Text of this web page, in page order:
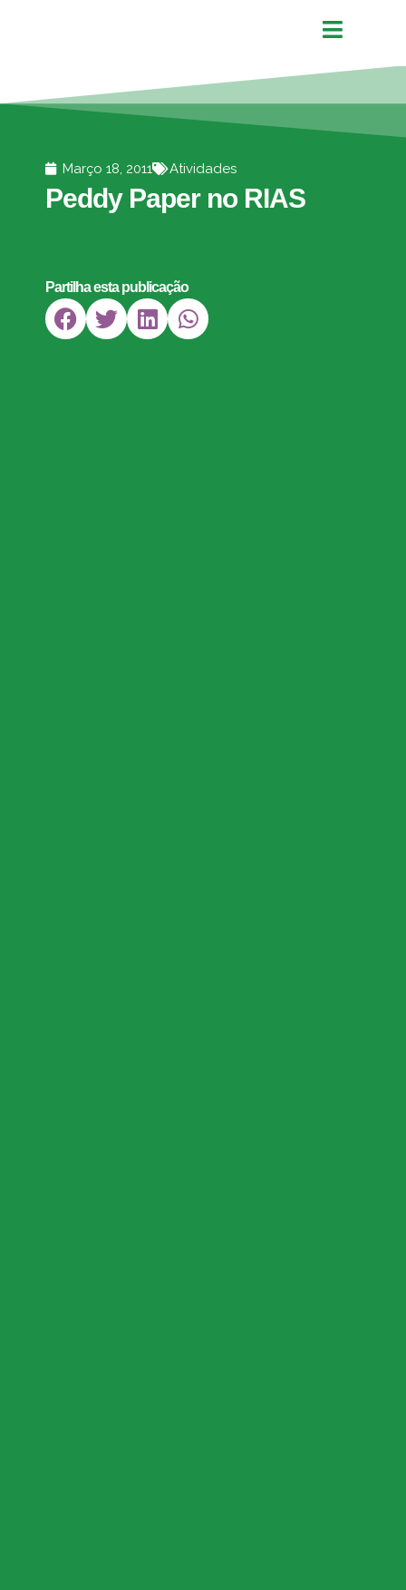
Março 18, 2011 Atividades
Peddy Paper no RIAS
Partilha esta publicação